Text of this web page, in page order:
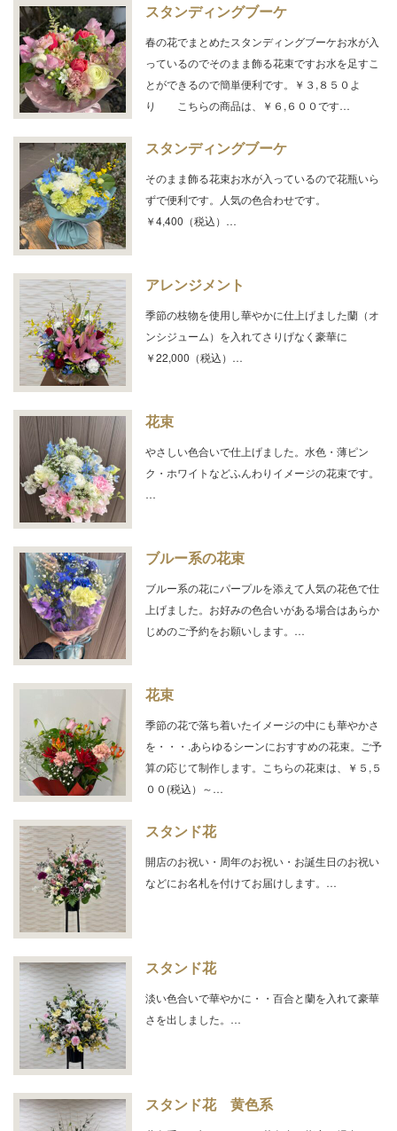
スタンディングブーケ
春の花でまとめたスタンディングブーケお水が入
っているのでそのまま飾る花束ですお水を足すこ
とができるので簡単便利です。￥３,８５０よ
り こちらの商品は、￥６,６００です…
スタンディングブーケ
そのまま飾る花束お水が入っているので花瓶いら
ずで便利です。人気の色合わせです。
￥4,400（税込）…
アレンジメント
季節の枝物を使用し華やかに仕上げました蘭（オ
ンシジューム）を入れてさりげなく豪華に
￥22,000（税込）…
花束
やさしい色合いで仕上げました。水色・薄ピン
ク・ホワイトなどふんわりイメージの花束です。
…
ブルー系の花束
ブルー系の花にパープルを添えて人気の花色で仕
上げました。お好みの色合いがある場合はあらか
じめのご予約をお願いします。…
花束
季節の花で落ち着いたイメージの中にも華やかさ
を・・・.あらゆるシーンにおすすめの花束。ご予
算の応じて制作します。こちらの花束は、￥５,５
００(税込）～…
スタンド花
開店のお祝い・周年のお祝い・お誕生日のお祝い
などにお名札を付けてお届けします。…
スタンド花
淡い色合いで華やかに・・百合と蘭を入れて豪華
さを出しました。…
スタンド花 黄色系